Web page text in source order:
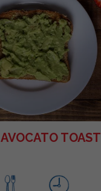
AVOCATO TOAST